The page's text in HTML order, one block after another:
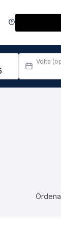
Volta